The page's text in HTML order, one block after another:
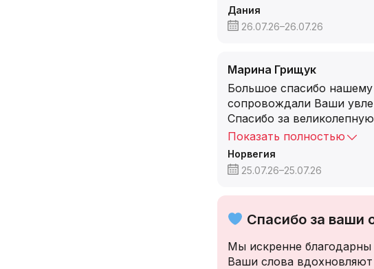
Дания
26.07.26–26.07.26
Марина Грищук
Большое спасибо
сопровождали Ваши
Спасибо за
Показать полностью
Норвегия
25.07.26–25.07.26
Спасибо за ваши
Мы искренне
Ваши слова